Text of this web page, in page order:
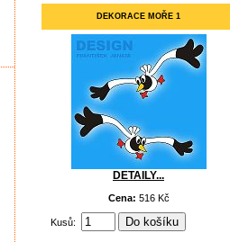
DEKORACE MOŘE 1
DETAILY...
Cena: 516 Kč
Kusů: